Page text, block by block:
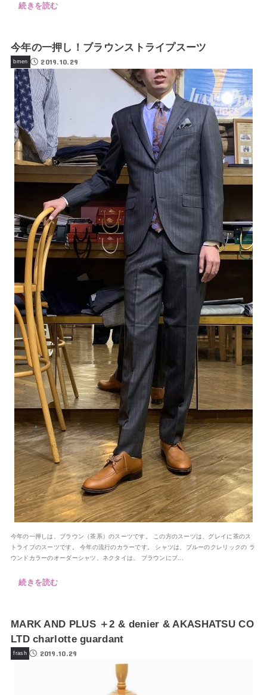
続きを読む
今年の一押し！ブラウンストライプスーツ
bmen 2019.10.29
今年の一押しは、ブラウン（茶系）のスーツです。 この方のスーツは、グレイに茶のス
トライプのスーツです。 今年の流行のカラーです。 シャツは、ブルーのクレリックの ラ
ウンドカラーのオーダーシャツ、ネクタイは、 ブラウンにブ...
続きを読む
MARK AND PLUS ＋2 & denier & AKASHATSU CO
LTD charlotte guardant
frash 2019.10.29